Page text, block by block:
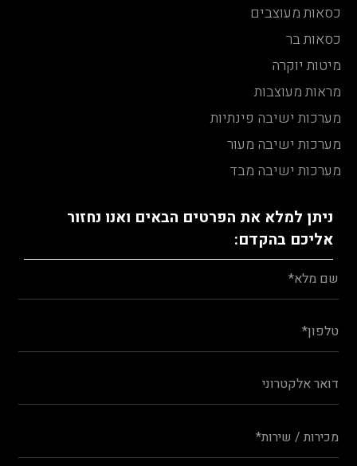
כסאות מעוצבים
כסאות בר
מיטות יוקרה
מראות מעוצבות
מערכות ישיבה פינתיות
מערכות ישיבה מעור
מערכות ישיבה מבד
ניתן למלא את הפרטים הבאים ואנו נחזור
אליכם בהקדם: